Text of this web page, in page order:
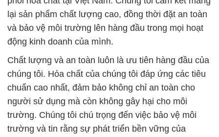
lại sản phẩm chất lượng cao, đồng thời đặt an toàn
và bảo vệ môi trường lên hàng đầu trong mọi hoạt
động kinh doanh của mình.
Chất lượng và an toàn luôn là ưu tiên hàng đầu của
chúng tôi. Hóa chất của chúng tôi đáp ứng các tiêu
chuẩn cao nhất, đảm bảo không chỉ an toàn cho
người sử dụng mà còn không gây hại cho môi
trường. Chúng tôi chú trọng đến việc bảo vệ môi
trường và tin rằng sự phát triển bền vững của